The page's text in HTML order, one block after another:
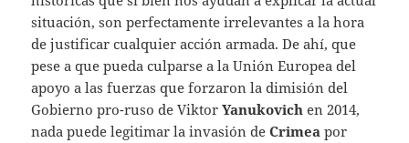
situación, son perfectamente irrelevantes a la hora
de justificar cualquier acción armada. De ahí, que
pese a que pueda culparse a la Unión Europea del
apoyo a las fuerzas que forzaron la dimisión del
Gobierno pro-ruso de ViktorYanukovich en 2014,
nada puede legitimar la invasión deCrimea por